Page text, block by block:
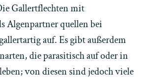
Gallertflechten mit
Algenpartner quellen bei
auf. Es gibt außerdem
die parasitisch auf oder in
von diesen sind jedoch viele